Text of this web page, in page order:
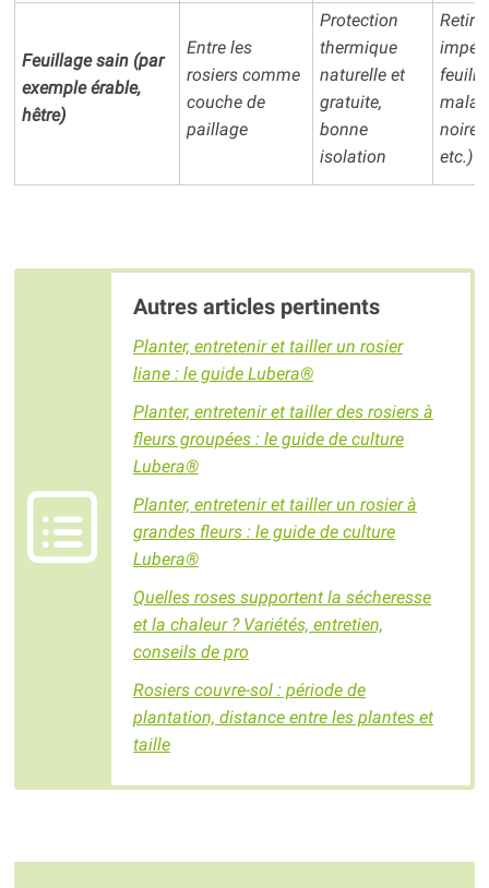
Feuillage sain (par
exemple érable,
hêtre)
Entre les
rosiers comme
couche de
paillage
Protection
thermique
naturelle et
gratuite,
bonne
isolation
Retirer
etc.) !
Autres articles pertinents
Planter, entretenir et tailler un rosier
liane : le guide Lubera®
Planter, entretenir et tailler des rosiers à
fleurs groupées : le guide de culture
Lubera®
Planter, entretenir et tailler un rosier à
grandes fleurs : le guide de culture
Lubera®
Quelles roses supportent la sécheresse
et la chaleur ? Variétés, entretien,
conseils de pro
Rosiers couvre-sol : période de
plantation, distance entre les plantes et
taille